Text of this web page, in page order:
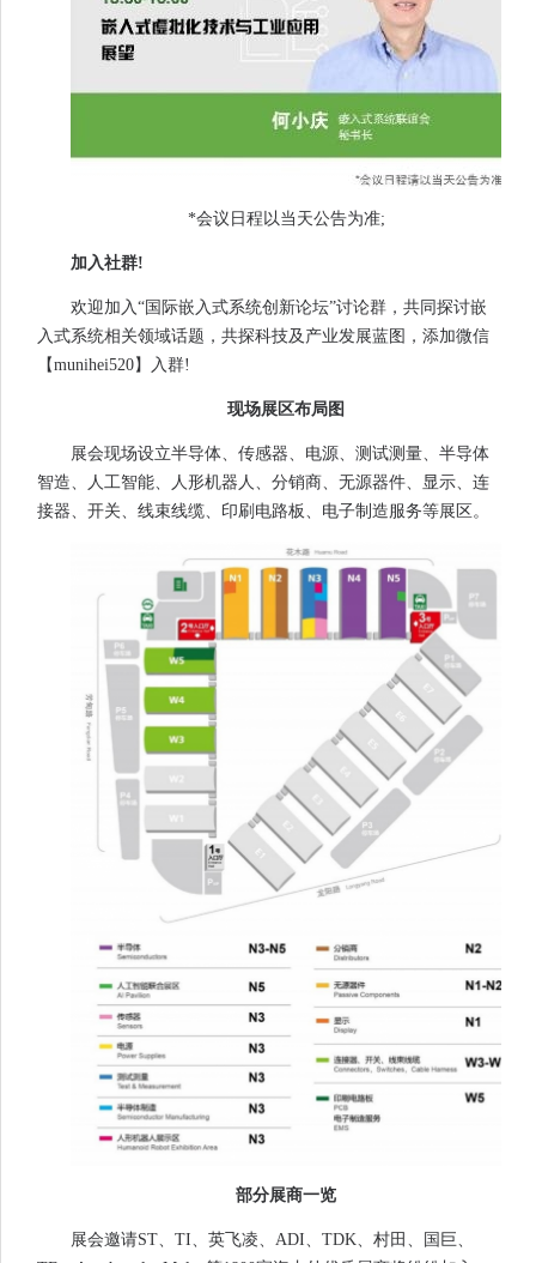
*会议日程以当天公告为准;
加入社群!
欢迎加入“国际嵌入式系统创新论坛”讨论群，共同探讨嵌
入式系统相关领域话题，共探科技及产业发展蓝图，添加微信
【munihei520】入群!
现场展区布局图
展会现场设立半导体、传感器、电源、测试测量、半导体
智造、人工智能、人形机器人、分销商、无源器件、显示、连
接器、开关、线束线缆、印刷电路板、电子制造服务等展区。
部分展商一览
展会邀请ST、TI、英飞凌、ADI、TDK、村田、国巨、